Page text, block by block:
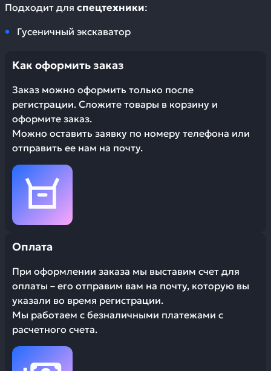
Подходит для спецтехники:
Гусеничный экскаватор
Как оформить заказ
Заказ можно оформить только после
регистрации. Сложите товары в корзину и
оформите заказ.
Можно оставить заявку по номеру телефона или
отправить ее нам на почту.
Оплата
При оформлении заказа мы выставим счет для
оплаты – его отправим вам на почту, которую вы
указали во время регистрации.
Мы работаем с безналичными платежами с
расчетного счета.